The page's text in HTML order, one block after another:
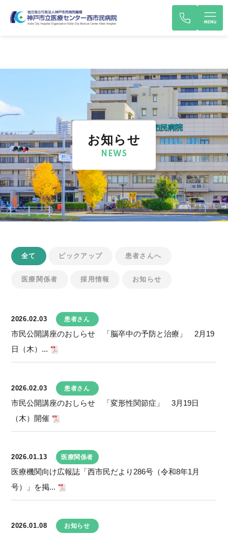
お知らせ
NEWS
全て ピックアップ 患者さんへ
医療関係者 採用情報 お知らせ
2026.02.03 患者さん
市民公開講座のおしらせ 「脳卒中の予防と治療」 2月19
日（木）...
2026.02.03 患者さん
市民公開講座のおしらせ 「変形性関節症」 3月19日
（木）開催
2026.01.13 医療関係者
医療機関向け広報誌「西市民だより286号（令和8年1月
号）」を掲...
2026.01.08 お知らせ